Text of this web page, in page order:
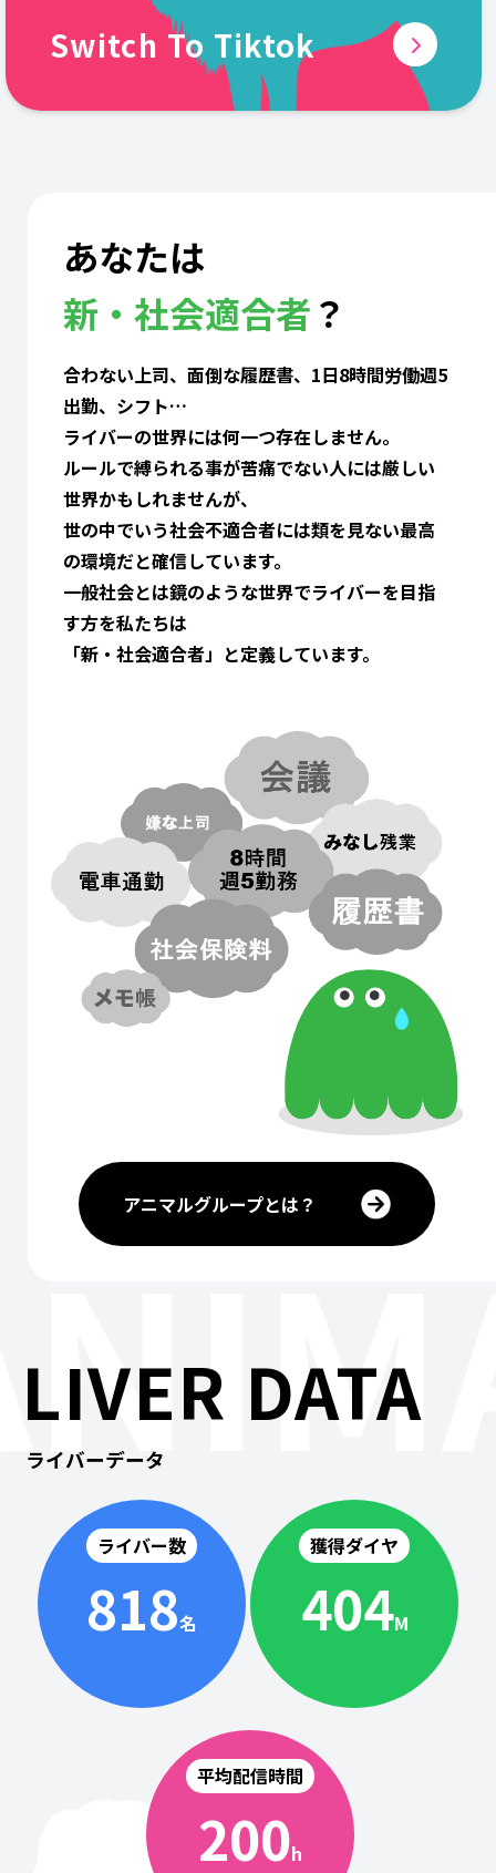
Switch To Tiktok
あなたは
新・社会適合者？
合わない上司、面倒な履歴書、1日8時間労働週5
出勤、シフト…
ライバーの世界には何一つ存在しません。
ルールで縛られる事が苦痛でない人には厳しい
世界かもしれませんが、
世の中でいう社会不適合者には類を見ない最高
の環境だと確信しています。
一般社会とは鏡のような世界でライバーを目指
す方を私たちは
「新・社会適合者」と定義しています。
アニマルグループとは？
LIVER DATA
ライバーデータ
ライバー数
818名
獲得ダイヤ
404M
平均配信時間
200h